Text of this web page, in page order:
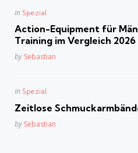
Posted
in Spezial
Action-Equipment für
Training im Vergleich 2026
Posted
by Sebastian
Posted
in Spezial
Zeitlose
Posted
by Sebastian